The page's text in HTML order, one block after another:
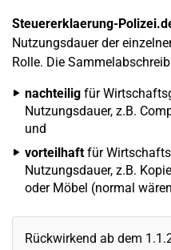
Steuererklaerung-
Nutzungsdauer der
Rolle. Die
nachteilig für
Nutzungsdauer, z.B.
und
vorteilhaftfür
Nutzungsdauer, z.B.
oder Möbel (normal
Rückwirkend ab dem